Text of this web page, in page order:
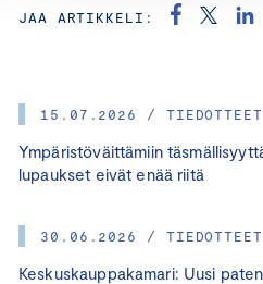
15.07.2026 / TIEDOTTEET
Ympäristöväittämiin
lupaukset eivät enää riitä
30.06.2026 / TIEDOTTEET
Keskuskauppakamari: Uusi
JAA ARTIKKELI: